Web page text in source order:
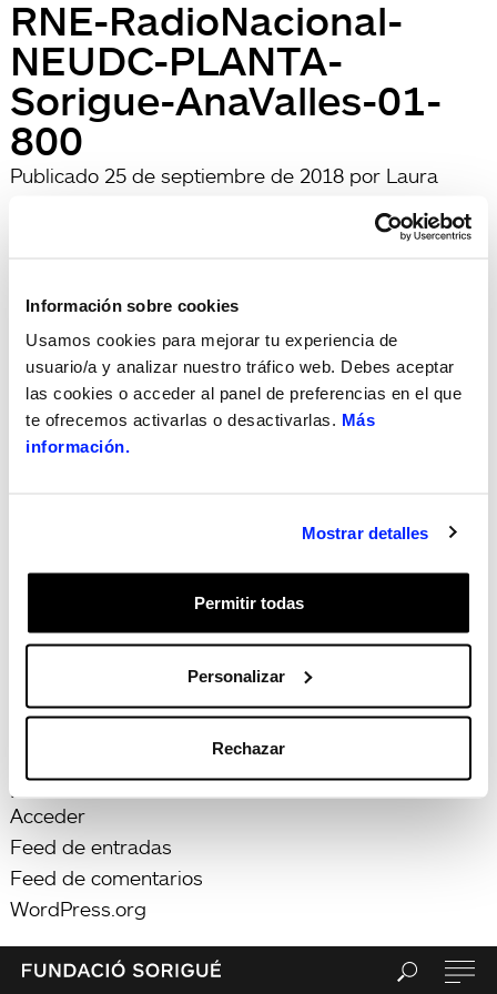
Información sobre cookies
Usamos cookies para mejorar tu experiencia de
usuario/a y analizar nuestro tráfico web. Debes aceptar
las cookies o acceder al panel de preferencias en el que
te ofrecemos activarlas o desactivarlas. Más
información.
Mostrar detalles
Permitir todas
Personalizar
Rechazar
RNE-RadioNacional-
NEUDC-PLANTA-
Sorigue-AnaValles-01-
800
Publicado 25 de septiembre de 2018 por Laura
por:
Search
Hola, món!
Recent Comments
Categories
Meta
Acceder
Feed de entradas
Feed de comentarios
WordPress.org